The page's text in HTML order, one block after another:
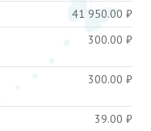
41 950.00₽
300.00₽
300.00₽
39.00₽